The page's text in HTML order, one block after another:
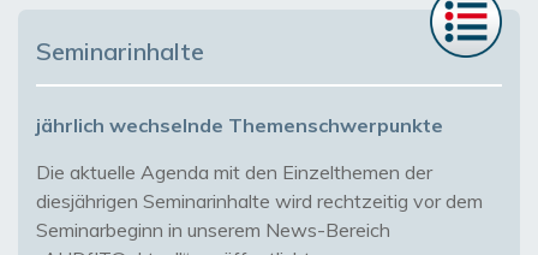
Seminarinhalte
jährlich wechselnde Themenschwerpunkte
Die aktuelle Agenda mit den Einzelthemen der
diesjährigen Seminarinhalte wird rechtzeitig vor dem
Seminarbeginn in unserem News-Bereich